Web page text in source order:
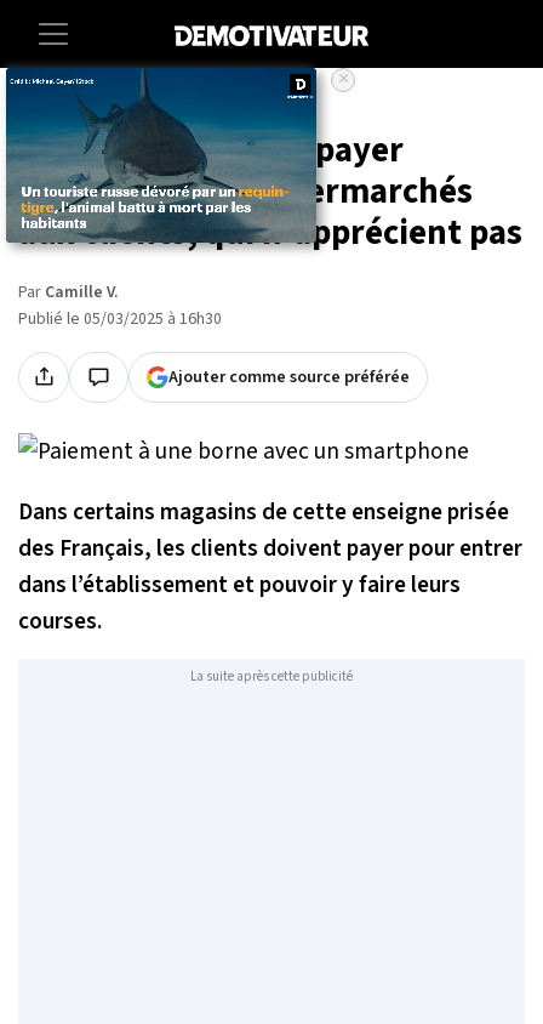
Vie-pratique
Aldi fait désormais payer
l'entrée de ces supermarchés
aux clients, qui n'apprécient pas
Par Camille V.
Publié le 05/03/2025 à 16h30
Ajouter comme source préférée
Dans certains magasins de cette enseigne prisée
des Français, les clients doivent payer pour entrer
dans l’établissement et pouvoir y faire leurs
courses.
La suite après cette publicité
×